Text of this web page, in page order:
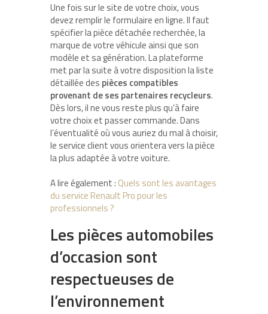
Une fois sur le site de votre choix, vous
devez remplir le formulaire en ligne. Il faut
spécifier la pièce détachée recherchée, la
marque de votre véhicule ainsi que son
modèle et sa génération. La plateforme
met par la suite à votre disposition la liste
détaillée des pièces compatibles
provenant de ses partenaires recycleurs.
Dès lors, il ne vous reste plus qu’à faire
votre choix et passer commande. Dans
l’éventualité où vous auriez du mal à choisir,
le service client vous orientera vers la pièce
la plus adaptée à votre voiture.
A lire également : Quels sont les avantages
du service Renault Pro pour les
professionnels ?
Les pièces automobiles
d’occasion sont
respectueuses de
l’environnement